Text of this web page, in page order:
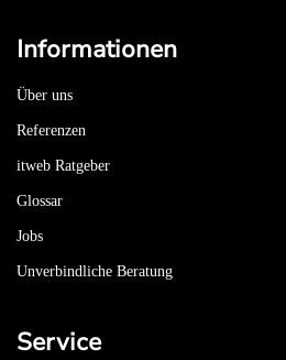
Informationen
Über uns
Referenzen
itweb Ratgeber
Glossar
Jobs
Unverbindliche Beratung
Service